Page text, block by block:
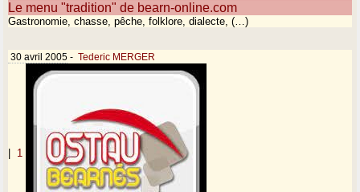
Le menu "tradition" de bearn-online.com
Gastronomie, chasse, pêche, folklore, dialecte, (…)
30 avril 2005 - Tederic MERGER
1